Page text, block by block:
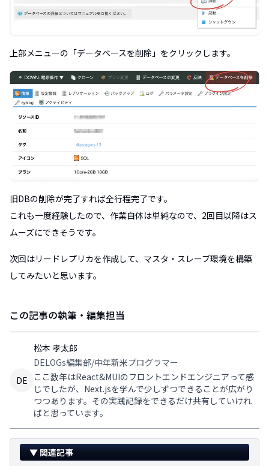
上部メニューの「データベースを削除」をクリックします。
旧DBの削除が完了すれば全行程完了です。
これも一度経験したので、作業自体は単純なので、2回目以降はス
ムーズにできそうです。
次回はリードレプリカを作成して、マスタ・スレーブ環境を構築
してみたいと思います。
この記事の執筆・編集担当
DE
松本 孝太郎
DELOGs編集部/中年新米プログラマー
ここ数年はReact&MUIのフロントエンドエンジニアって感
じでしたが、Next.jsを学んで少しずつできることが広がり
つつあります。その実践記録をできるだけ共有していけれ
ばと思っています。
▼ 関連記事